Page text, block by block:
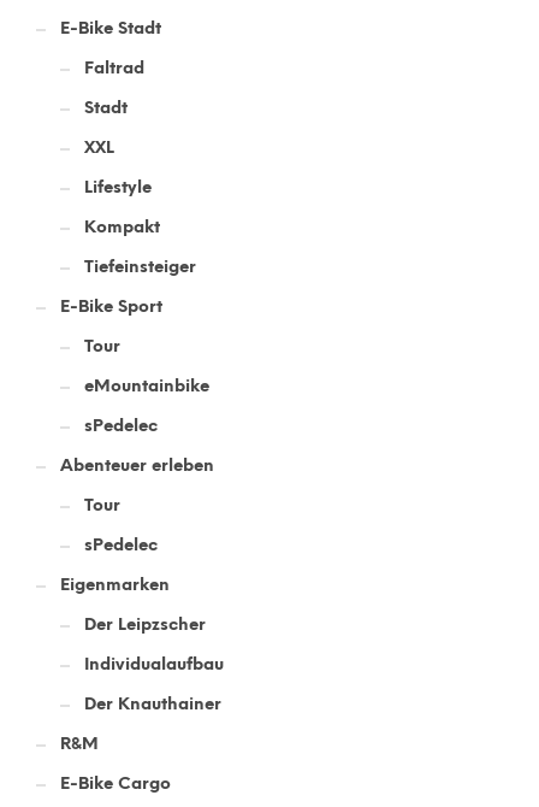
E-Bike Stadt
Faltrad
Stadt
XXL
Lifestyle
Kompakt
Tiefeinsteiger
E-Bike Sport
Tour
eMountainbike
sPedelec
Abenteuer erleben
Tour
sPedelec
Eigenmarken
Der Leipzscher
Individualaufbau
Der Knauthainer
R&M
E-Bike Cargo